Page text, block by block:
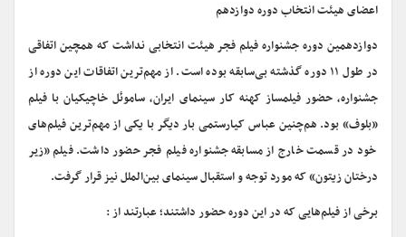
اعضای هیئت انتخاب دوره دوازدهم
دوازدهمین دوره جشنواره فیلم فجر هیئت انتخابی نداشت که همچین اتفاقی
در طول ۱۱ دوره گذشته بی‌سابقه بوده است. از مهم‌ترین اتفاقات این دوره از
جشنواره، حضور فیلمساز کهنه کار سینمای ایران، ساموئل خاچیکیان با فیلم
«بلوف» بود. هم‌چنین عباس کیارستمی بار دیگر با یکی از مهم‌ترین فیلم‌های
خود در قسمت خارج از مسابقه جشنواره فیلم فجر حضور داشت. فیلم «زیر
درختان زیتون» که مورد توجه و استقبال سینمای بین‌الملل نیز قرار گرفت.
برخی از فیلم‌هایی که در این دوره حضور داشتند؛ عبارتند از :